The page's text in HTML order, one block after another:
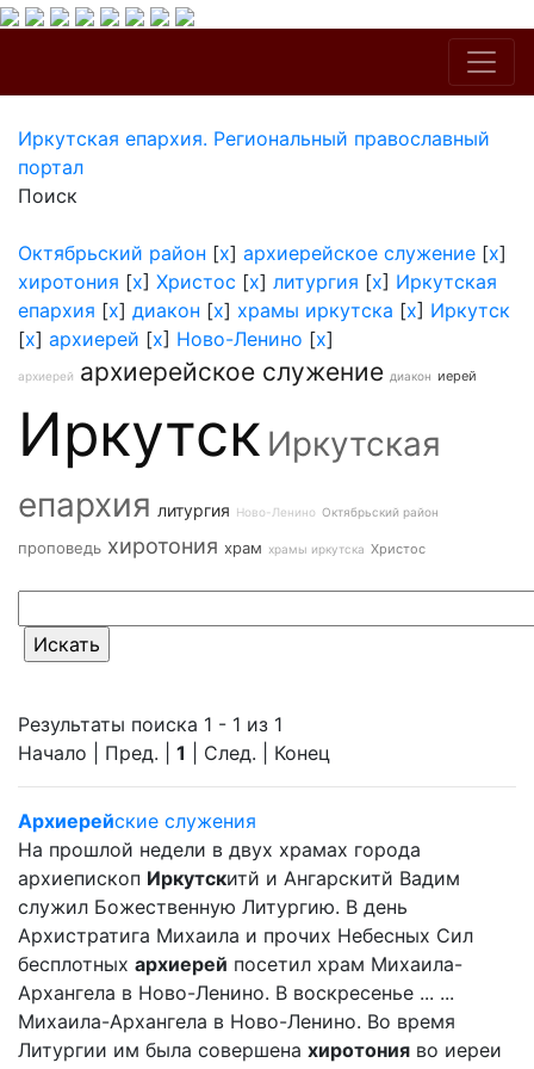
Иркутская епархия. Региональный православный
портал
Поиск
Октябрьский район [x] архиерейское служение [x]
хиротония [x] Христос [x] литургия [x] Иркутская
епархия [x] диакон [x] храмы иркутска [x] Иркутск
[x] архиерей [x] Ново-Ленино [x]
архиерей архиерейское служение диакон иерей
Иркутск Иркутская
епархия литургия Ново-Ленино Октябрьский район
проповедь хиротония храм храмы иркутска Христос
Результаты поиска 1 - 1 из 1
Начало | Пред. | 1 | След. | Конец
Архиерейские служения
На прошлой недели в двух храмах города
архиепископ Иркутскитй и Ангарскитй Вадим
служил Божественную Литургию. В день
Архистратига Михаила и прочих Небесных Сил
бесплотных архиерей посетил храм Михаила-
Архангела в Ново-Ленино. В воскресенье ... ...
Михаила-Архангела в Ново-Ленино. Во время
Литургии им была совершена хиротония во иереи